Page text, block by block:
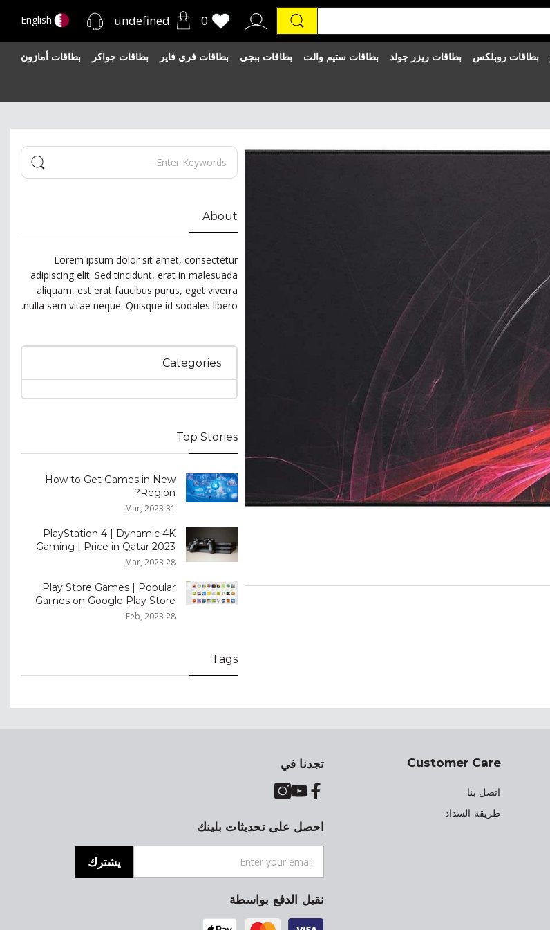
0
undefined
English
بطاقات روبلكس بطاقات ريزر جولد بطاقات ستيم والت بطاقات ببجي بطاقات فري فاير بطاقات جواكر بطاقات أمازون
About
Lorem ipsum dolor sit amet, consectetur
adipiscing elit. Sed tincidunt, erat in malesuada
aliquam, est erat faucibus purus, eget viverra
nulla sem vitae neque. Quisque id sodales libero.
Categories
Top Stories
How to Get Games in New
Region?
31 Mar, 2023
PlayStation 4 | Dynamic 4K
Gaming | Price in Qatar 2023
28 Mar, 2023
Play Store Games | Popular
Games on Google Play Store
28 Feb, 2023
Tags
Customer Care
اتصل بنا
طريقة السداد
تجدنا في
احصل على تحديثات بلينك
يشترك
نقبل الدفع بواسطة